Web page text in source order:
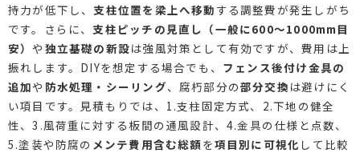
持力が低下し、 支柱位置を梁上へ移動 する調整費が発生しがち
です。さらに、 支柱ピッチの見直し（一般に600〜1000mm目
安）や 独立基礎の新設は強風対策として有効ですが、費用は上
振れします。DIYを想定する場合でも、 フェンス後付け金具の
追加や 防水処理・シーリング、腐朽部分の部分交換 は避けにく
い項目です。見積もりでは、1.支柱固定方式、2.下地の健全
性、3.風荷重に対する板間の通風設計、4.金具の仕様と点数、
5.塗装や防腐の メンテ費用含む総額を項目別に可視化 して比較